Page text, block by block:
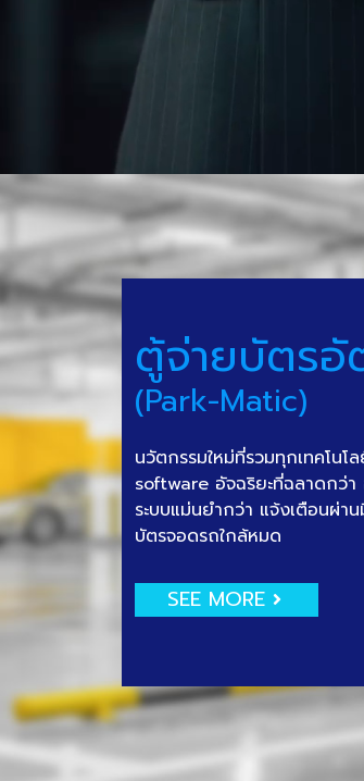
ตู้จ่ายบัตรอั
(Park-Matic)
นวัตกรรมใหม่ที่รวมทุกเทคโนโ
software อัจฉริยะที่ฉลาดกว่า
ระบบแม่นยำกว่า แจ้งเตือนผ่า
บัตรจอดรถใกล้หมด
SEE MORE